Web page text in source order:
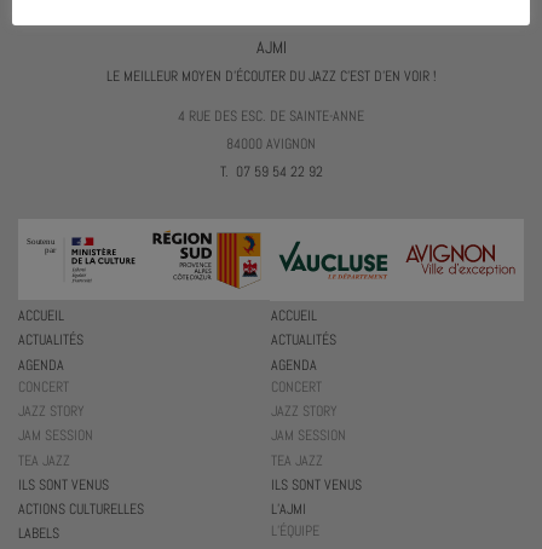
AJMI
LE MEILLEUR MOYEN D'ÉCOUTER DU JAZZ C'EST D'EN VOIR !
4 RUE DES ESC. DE SAINTE-ANNE
84000 AVIGNON
T. 07 59 54 22 92
ACCUEIL
ACTUALITÉS
AGENDA
CONCERT
JAZZ STORY
JAM SESSION
TEA JAZZ
ILS SONT VENUS
ACCUEIL
ACTUALITÉS
AGENDA
CONCERT
JAZZ STORY
JAM SESSION
TEA JAZZ
ILS SONT VENUS
ACTIONS CULTURELLES
LABELS
L’AJMI
L’ÉQUIPE